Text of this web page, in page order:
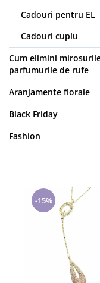
Cadouri pentru EL
Cadouri cuplu
Cum elimini
parfumurile de rufe
Aranjamente florale
Black Friday
Fashion
-15%